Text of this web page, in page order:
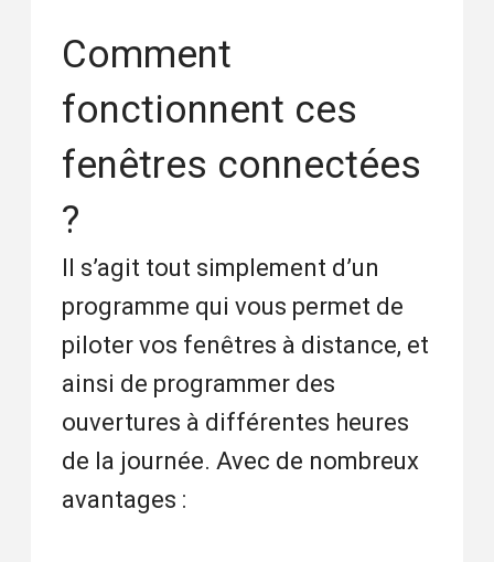
Comment
fonctionnent ces
fenêtres connectées
?
Il s’agit tout simplement d’un
programme qui vous permet de
piloter vos fenêtres à distance, et
ainsi de programmer des
ouvertures à différentes heures
de la journée. Avec de nombreux
avantages :